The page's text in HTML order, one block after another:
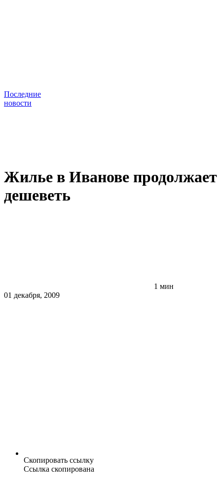
Последние
новости
Жилье в Иванове продолжает
дешеветь
1 мин
01 декабря, 2009
Скопировать ссылку
Ссылка скопирована